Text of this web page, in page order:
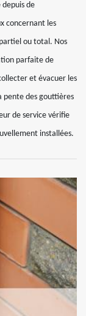
de
concernant les
ou total. Nos
parfaite de
et évacuer les
pente des gouttières
de service vérifie
installées.